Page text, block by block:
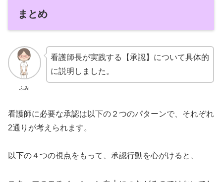
まとめ
ふみ
看護師長が実践する【承認】について具体的
に説明しました。
看護師に必要な承認は以下の２つのパターンで、それぞれ
2通りが考えられます。
以下の４つの視点をもって、承認行動を心がけると、